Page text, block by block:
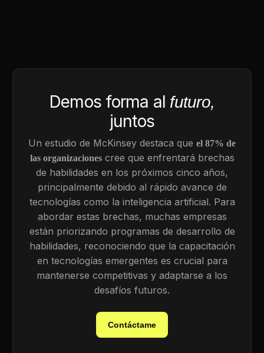
Demos forma al futuro,
juntos
Un estudio de McKinsey destaca que el 87% de
las organizacionescree que enfrentará brechas
de habilidades en los próximos cinco años,
principalmente debido al rápido avance de
tecnologías como la inteligencia artificial. Para
abordar estas brechas, muchas empresas
están priorizando programas de desarrollo de
habilidades, reconociendo que la capacitación
en tecnologías emergentes es crucial para
mantenerse competitivas y adaptarse a los
desafíos futuros.
Contáctame